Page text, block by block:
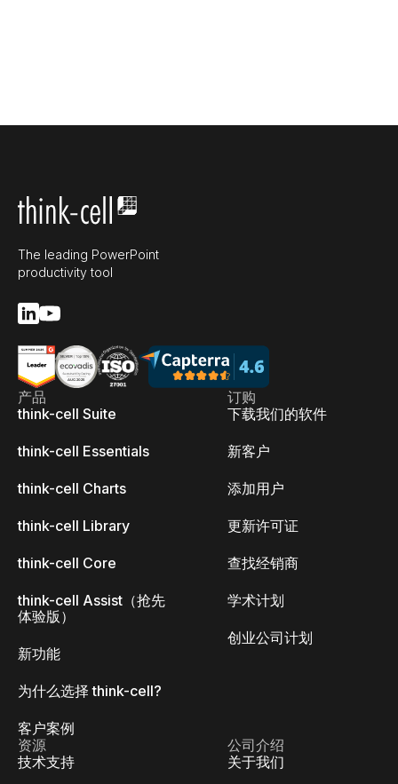
The leading PowerPoint
productivity tool
产品
think-cell Suite
think-cell Essentials
think-cell Charts
think-cell Library
think-cell Core
think-cell Assist（抢先
体验版）
新功能
为什么选择 think-cell?
客户案例
订购
下载我们的软件
新客户
添加用户
更新许可证
查找经销商
学术计划
创业公司计划
资源
技术支持
公司介绍
关于我们